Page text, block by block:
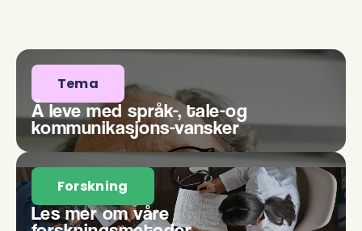
Tema
Å leve med språk-, tale-og
kommunikasjons-vansker
Forskning
Les mer om våre